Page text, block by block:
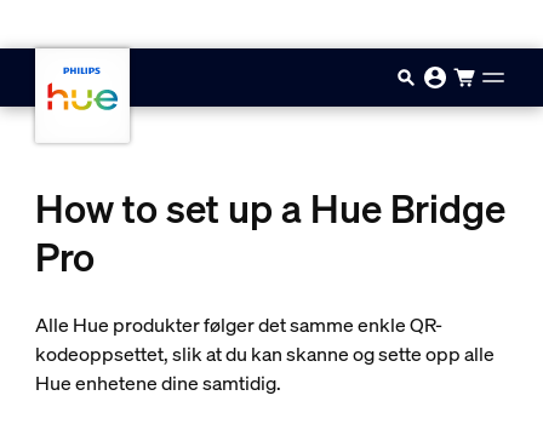
How to set up a Hue Bridge
Pro
Alle Hue produkter følger det samme enkle QR-
kodeoppsettet, slik at du kan skanne og sette opp alle
Hue enhetene dine samtidig.